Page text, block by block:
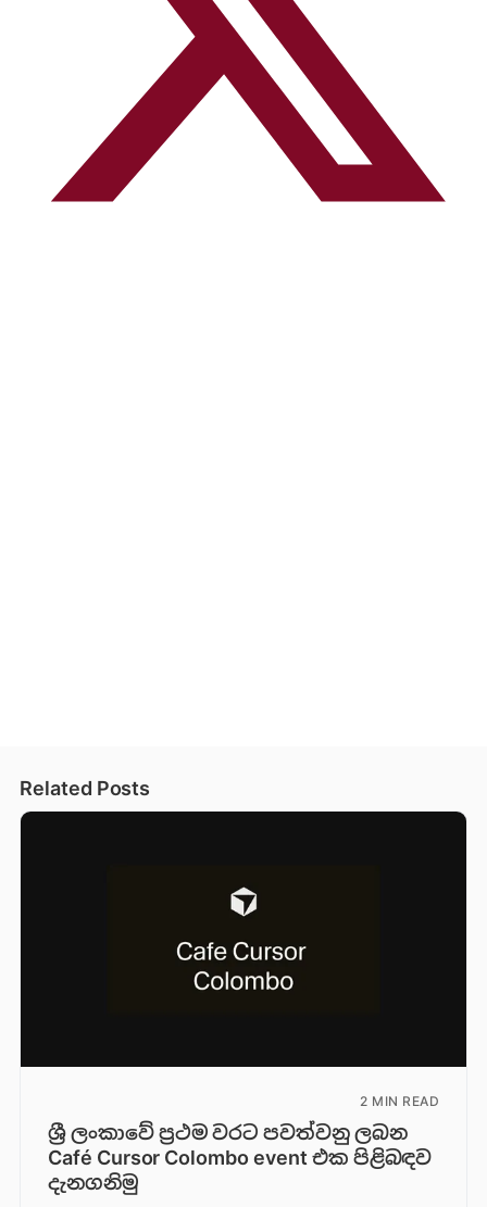
Related Posts
2 MIN READ
ශ්‍රී ලංකාවේ ප්‍රථම වරට පවත්වනු ලබන
Café Cursor Colombo event එක පිළිබඳව
දැනගනිමු